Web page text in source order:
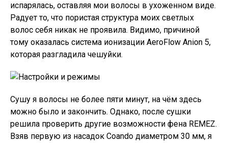
испарялась, оставляя мои волосы в ухоженном виде.
Радует то, что пористая структура моих светлых
волос себя никак не проявила. Видимо, причиной
тому оказалась система ионизации AeroFlow Anion 5,
которая разгладила чешуйки.
Сушу я волосы не более пяти минут, на чём здесь
можно было и закончить. Однако, после сушки
решила проверить другие возможности фена REMEZ.
Взяв первую из насадок Coando диаметром 30 мм, я